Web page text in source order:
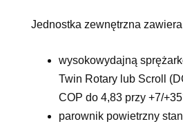
Jednostka zewnętrzna
wysokowydajną
Twin Rotary lub Scroll
COP do 4,83 przy +7/
parownik powietrzny